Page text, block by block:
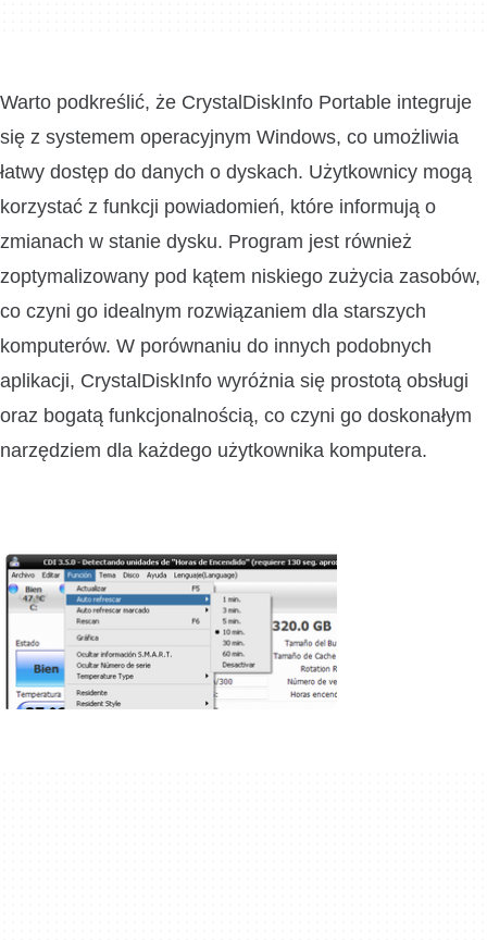
Warto podkreślić, że CrystalDiskInfo Portable integruje
się z systemem operacyjnym Windows, co umożliwia
łatwy dostęp do danych o dyskach. Użytkownicy mogą
korzystać z funkcji powiadomień, które informują o
zmianach w stanie dysku. Program jest również
zoptymalizowany pod kątem niskiego zużycia zasobów,
co czyni go idealnym rozwiązaniem dla starszych
komputerów. W porównaniu do innych podobnych
aplikacji, CrystalDiskInfo wyróżnia się prostotą obsługi
oraz bogatą funkcjonalnością, co czyni go doskonałym
narzędziem dla każdego użytkownika komputera.